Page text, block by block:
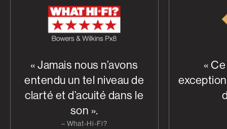
« Jamais nous n’avons
entendu un tel niveau de
clarté et d’acuité dans le
son ».
– What-Hi-Fi?
«